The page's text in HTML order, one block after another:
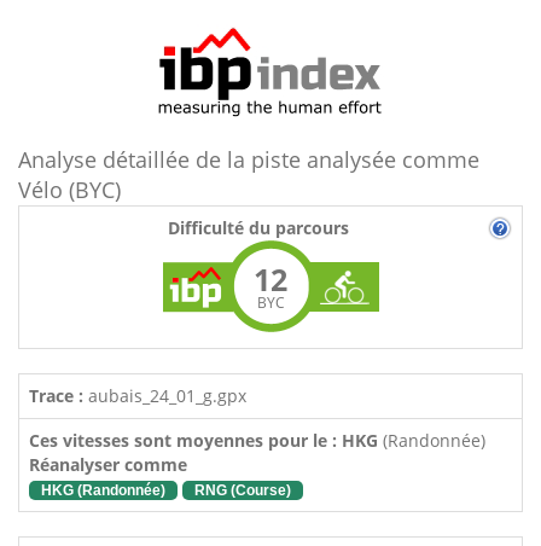
Analyse détaillée de la piste analysée comme
Vélo (BYC)
Difficulté du parcours
12
BYC
Trace : aubais_24_01_g.gpx
Ces vitesses sont moyennes pour le : HKG (Randonnée)
Réanalyser comme
HKG (Randonnée) RNG (Course)